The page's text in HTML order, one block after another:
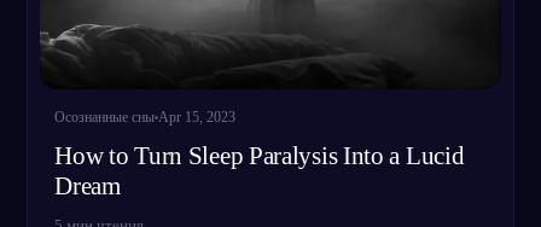
Осознанные сны Apr 15, 2023
How to Turn Sleep Paralysis Into a Lucid
Dream